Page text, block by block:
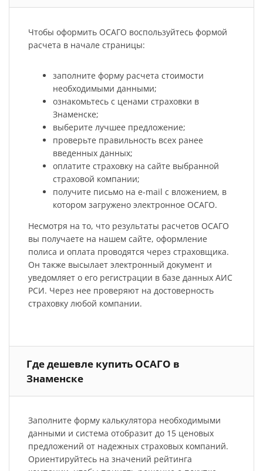
Чтобы оформить ОСАГО воспользуйтесь формой
расчета в начале страницы:
заполните форму расчета стоимости
необходимыми данными;
ознакомьтесь с ценами страховки в
Знаменске;
выберите лучшее предложение;
проверьте правильность всех ранее
введенных данных;
оплатите страховку на сайте выбранной
страховой компании;
получите письмо на e-mail с вложением, в
котором загружено электронное ОСАГО.
Несмотря на то, что результаты расчетов ОСАГО
вы получаете на нашем сайте, оформление
полиса и оплата проводятся через страховщика.
Он также высылает электронный документ и
уведомляет о его регистрации в базе данных АИС
РСИ. Через нее проверяют на достоверность
страховку любой компании.
Где дешевле купить ОСАГО в
Знаменске
Заполните форму калькулятора необходимыми
данными и система отобразит до 15 ценовых
предложений от надежных страховых компаний.
Ориентируйтесь на значений рейтинга